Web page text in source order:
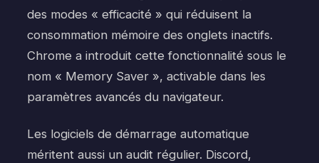
des modes « efficacité » qui réduisent la
consommation mémoire des onglets inactifs.
Chrome a introduit cette fonctionnalité sous le
nom « Memory Saver », activable dans les
paramètres avancés du navigateur.
Les logiciels de démarrage automatique
méritent aussi un audit régulier. Discord,